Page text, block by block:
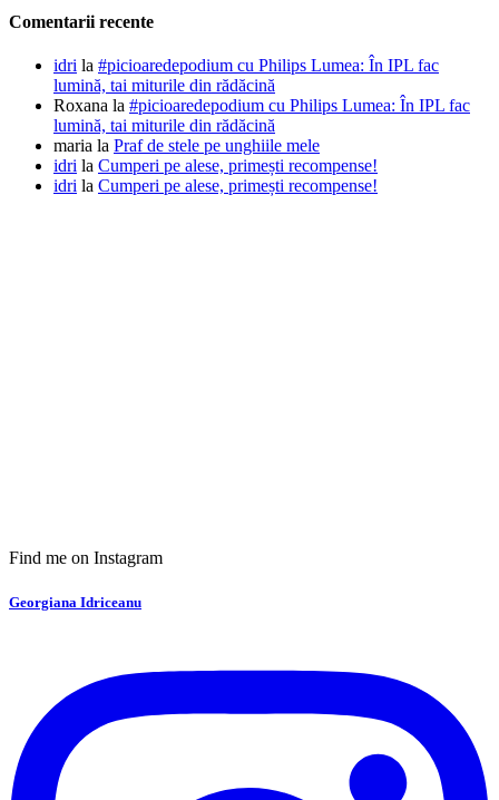
Comentarii recente
idri la #picioaredepodium cu Philips Lumea: În IPL fac
lumină, tai miturile din rădăcină
Roxana la #picioaredepodium cu Philips Lumea: În IPL fac
lumină, tai miturile din rădăcină
maria la Praf de stele pe unghiile mele
idri la Cumperi pe alese, primești recompense!
idri la Cumperi pe alese, primești recompense!
Find me on Instagram
Georgiana Idriceanu